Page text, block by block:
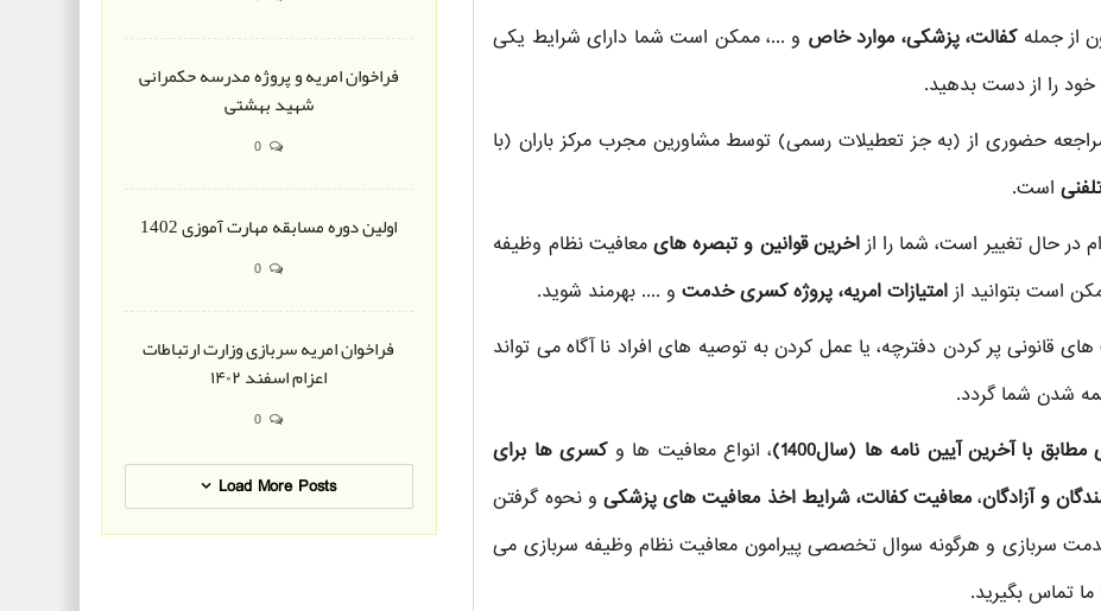
از جملهکفالت، پزشکی، موارد خاص و ...، ممکن است شما دارای شرایط یکی
خود را از دست بدهید.
حضوری از (به جز تعطیلات رسمی) توسط مشاورین مجرب مرکز باران (با
است.
در حال تغییر است، شما را ازاخرین قوانین و تبصره هایمعافیت نظام وظیفه
است بتوانید از امتیازات امریه، پروژه کسری خدمت و .... بهرمند شوید.
قانونی پر کردن دفترچه، یا عمل کردن به توصیه های افراد نا آگاه می تواند
شدن شما گردد.
با آخرین آیین نامه ها (سال1400) ، انواع معافیت ها و کسری ها برای
و آزادگان، معافیت کفالت، شرایط اخذ معافیت های پزشکیو نحوه گرفتن
سربازی و هرگونه سوال تخصصی پیرامون معافیت نظام وظیفه سربازی می
تماس بگیرید.
فراخوان امریه و پروژه مدرسه حکمرانی
شهید بهشتی
اولین دوره مسابقه مهارت آموزی 1402
فراخوان امریه سربازی وزارت ارتباطات
اعزام اسفند ۱۴۰۲
Load More Posts